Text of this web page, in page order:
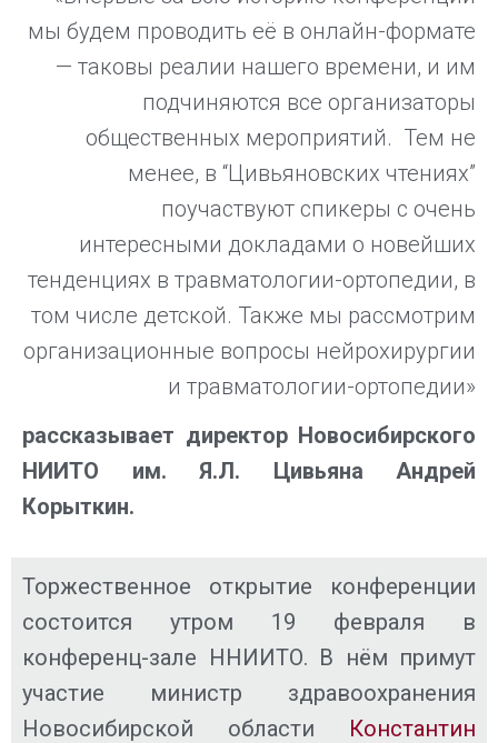
мы будем проводить её в онлайн-формате
— таковы реалии нашего времени, и им
подчиняются все организаторы
общественных мероприятий. Тем не
менее, в “Цивьяновских чтениях”
поучаствуют спикеры с очень
интересными докладами о новейших
тенденциях в травматологии-ортопедии, в
том числе детской. Также мы рассмотрим
организационные вопросы нейрохирургии
и травматологии-ортопедии»
рассказывает директор Новосибирского
НИИТО им. Я.Л. Цивьяна Андрей
Корыткин.
Торжественное открытие конференции
состоится утром 19 февраля в
конференц-зале ННИИТО. В нём примут
участие министр здравоохранения
Новосибирской области Константин